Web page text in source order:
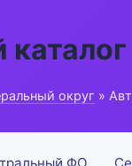
округ »